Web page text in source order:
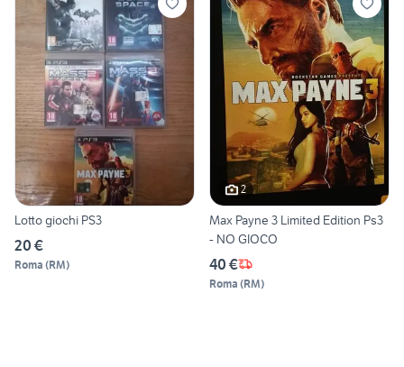
Lotto giochi PS3
20 €
Roma (RM)
2
Max Payne 3 Limited Edition Ps3
- NO GIOCO
40 €
Roma (RM)